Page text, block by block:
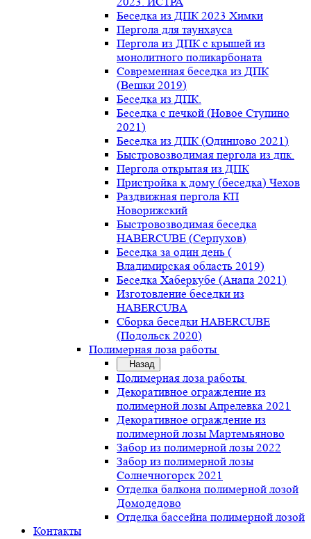
Беседка из ДПК 2023 Химки
Пергола для таунхауса
Пергола из ДПК с крышей из
монолитного поликарбоната
Современная беседка из ДПК
(Вешки 2019)
Беседка из ДПК.
Беседка с печкой (Новое Ступино
2021)
Беседка из ДПК (Одинцово 2021)
Быстровозводимая пергола из дпк.
Пергола открытая из ДПК
Пристройка к дому (беседка) Чехов
Раздвижная пергола КП
Новорижский
Быстровозводимая беседка
HABERCUBE (Серпухов)
Беседка за один день (
Владимирская область 2019)
Беседка Хаберкубе (Анапа 2021)
Изготовление беседки из
HABERCUBA
Сборка беседки HABERCUBE
(Подольск 2020)
Полимерная лоза работы
Назад
Полимерная лоза работы
Декоративное ограждение из
полимерной лозы Апрелевка 2021
Декоративное ограждение из
полимерной лозы Мартемьяново
Забор из полимерной лозы 2022
Забор из полимерной лозы
Солнечногорск 2021
Отделка балкона полимерной лозой
Домодедово
Отделка бассейна полимерной лозой
Контакты